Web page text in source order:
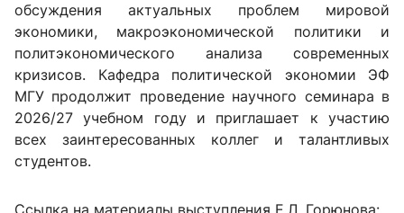
обсуждения актуальных проблем мировой
экономики, макроэкономической политики и
политэкономического анализа современных
кризисов. Кафедра политической экономии ЭФ
МГУ продолжит проведение научного семинара в
2026/27 учебном году и приглашает к участию
всех заинтересованных коллег и талантливых
студентов.